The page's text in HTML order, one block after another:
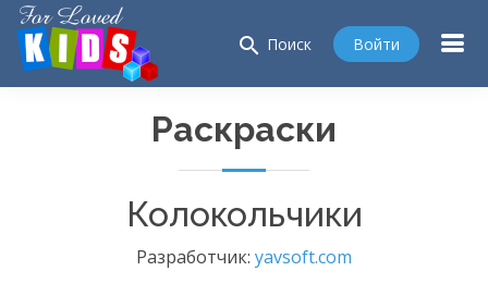
search Поиск Войти
Раскраски
Колокольчики
Разработчик: yavsoft.com